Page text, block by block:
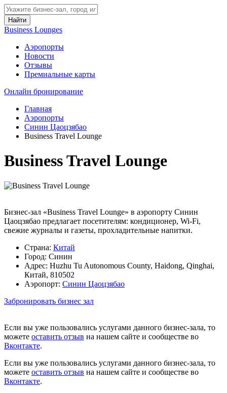
Найти
Business Lounges
Аэропорты
Новости
Отзывы
Премиальные карты
Онлайн бронирование
Главная
Аэропорты
Синин Цаоцзябао
Business Travel Lounge
Business Travel Lounge
Бизнес-зал «Business Travel Lounge» в аэропорту Синин
Цаоцзябао предлагает посетителям: кондиционер, Wi-Fi,
свежие журналы и газеты, прохладительные напитки.
Страна: Китай
Город: Синин
Адрес: Huzhu Tu Autonomous County, Haidong, Qinghai,
Китай, 810502
Аэропорт: Синин Цаоцзябао
Забронировать бизнес зал
Если вы уже пользовались услугами данного бизнес-зала, то
можете оставить отзыв на нашем сайте и сообществе во
Вконтакте.
Если вы уже пользовались услугами данного бизнес-зала, то
можете оставить отзыв на нашем сайте и сообществе во
Вконтакте.